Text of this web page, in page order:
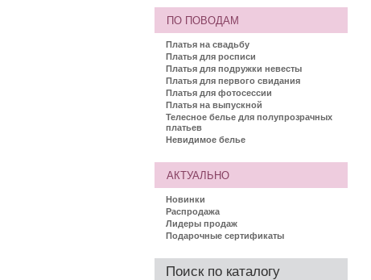
ПО ПОВОДАМ
Платья на свадьбу
Платья для росписи
Платья для подружки невесты
Платья для первого свидания
Платья для фотосессии
Платья на выпускной
Телесное белье для полупрозрачных
платьев
Невидимое белье
АКТУАЛЬНО
Новинки
Распродажа
Лидеры продаж
Подарочные сертификаты
Поиск по каталогу